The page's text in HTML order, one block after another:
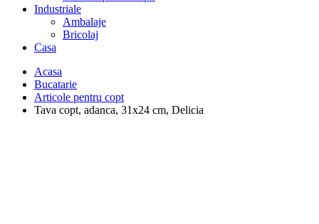
Industriale
Ambalaje
Bricolaj
Casa
Acasa
Bucatarie
Articole pentru copt
Tava copt, adanca, 31x24 cm, Delicia